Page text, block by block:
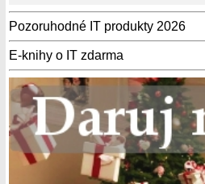
Pozoruhodné IT produkty 2026
E-knihy o IT zdarma